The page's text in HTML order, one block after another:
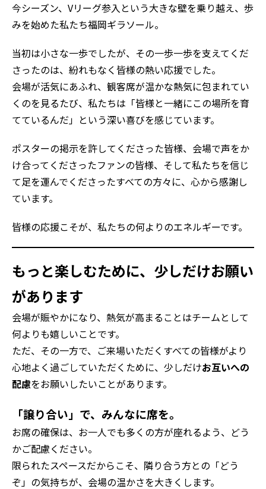
今シーズン、Vリーグ参入という大きな壁を乗り越え、歩
みを始めた私たち福岡ギラソール。
当初は小さな一歩でしたが、その一歩一歩を支えてくだ
さったのは、紛れもなく皆様の熱い応援でした。
会場が活気にあふれ、観客席が温かな熱気に包まれてい
くのを見るたび、私たちは「皆様と一緒にこの場所を育
てているんだ」という深い喜びを感じています。
ポスターの掲示を許してくださった皆様、会場で声をか
け合ってくださったファンの皆様、そして私たちを信じ
て足を運んでくださったすべての方々に、心から感謝し
ています。
皆様の応援こそが、私たちの何よりのエネルギーです。
もっと楽しむために、少しだけお願い
があります
会場が賑やかになり、熱気が高まることはチームとして
何よりも嬉しいことです。
ただ、その一方で、ご来場いただくすべての皆様がより
心地よく過ごしていただくために、少しだけお互いへの
配慮をお願いしたいことがあります。
「譲り合い」で、みんなに席を。
お席の確保は、お一人でも多くの方が座れるよう、どう
かご配慮ください。
限られたスペースだからこそ、隣り合う方との「どう
ぞ」の気持ちが、会場の温かさを大きくします。